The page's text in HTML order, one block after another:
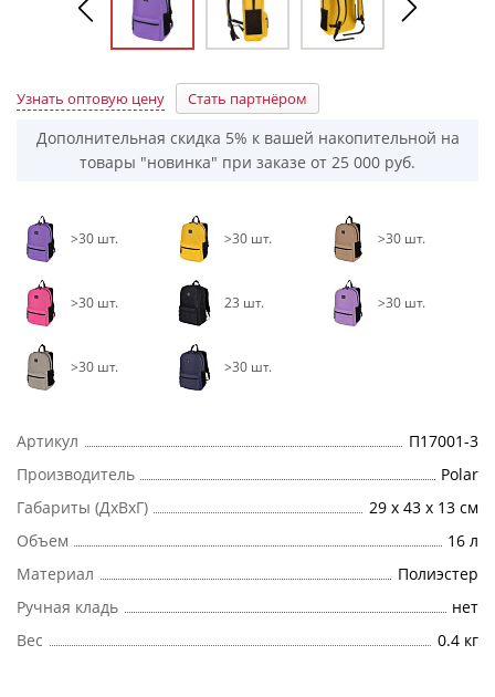
Узнать оптовую цену Стать партнёром
Дополнительная скидка 5% к вашей накопительной на
товары "новинка" при заказе от 25 000 руб.
>30 шт. >30 шт. >30 шт.
>30 шт. 23 шт. >30 шт.
>30 шт. >30 шт.
Артикул
П17001-3
Производитель
Polar
Габариты (ДхВхГ)
29 x 43 x 13 см
Объем
16 л
Материал
Полиэстер
Ручная кладь
нет
Вес
0.4 кг